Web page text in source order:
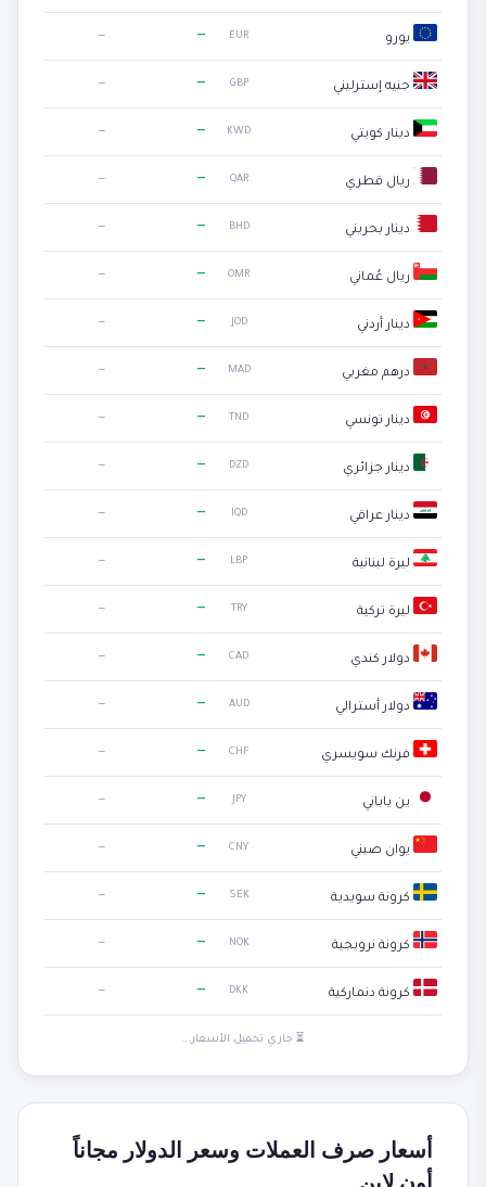
يورو EUR
—
—
جنيه إسترليني GBP
—
—
دينار كويتي KWD
—
—
ريال قطري QAR
—
—
دينار بحريني BHD
—
—
ريال عُماني OMR
—
—
دينار أردني JOD
—
—
درهم مغربي MAD
—
—
دينار تونسي TND
—
—
دينار جزائري DZD
—
—
دينار عراقي IQD
—
—
ليرة لبنانية LBP
—
—
ليرة تركية TRY
—
—
دولار كندي CAD
—
—
دولار أسترالي AUD
—
—
فرنك سويسري CHF
—
—
ين ياباني JPY
—
—
يوان صيني CNY
—
—
كرونة سويدية SEK
—
—
كرونة نرويجية NOK
—
—
كرونة دنماركية DKK
—
—
⏳ جاري تحميل الأسعار...
أسعار صرف العملات وسعر الدولار مجاناً